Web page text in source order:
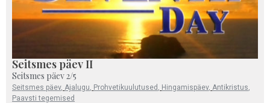
Seitsmes päev II
Seitsmes päev 2/5
Seitsmes päev, Ajalugu Prohvetikuulutused Hingamispäev, Antikristus
Paavsti tegemised